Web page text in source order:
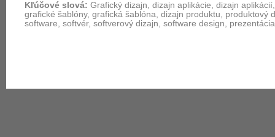
Kľúčové slová: Grafický dizajn, dizajn aplikácie, dizajn
grafické šablóny, grafická šablóna, dizajn produktu, produktový
software, softvér, softverový dizajn, software design, prezentácia